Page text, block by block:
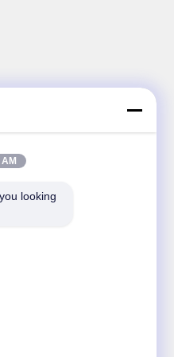
des réductions et plus
looking